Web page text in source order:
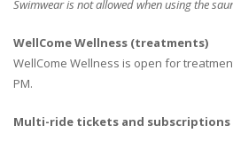
Swimwear is not allowed when using the
WellComeWellness (treatments)
WellCome Wellness is open for
PM.
Multi-ride tickets and subscriptions